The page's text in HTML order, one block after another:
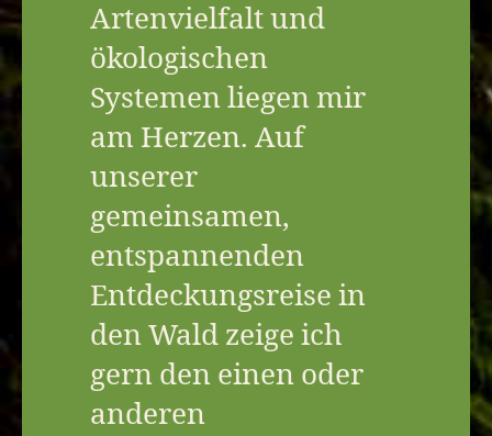
Artenvielfalt und
ökologischen
Systemen liegen mir
am Herzen. Auf
unserer
gemeinsamen,
entspannenden
Entdeckungsreise in
den Wald zeige ich
gern den einen oder
anderen